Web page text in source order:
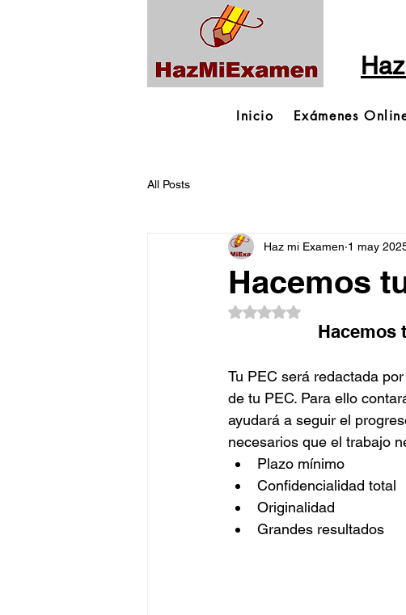
Inicio Exámenes
All Posts
Hacemos
Haz mi Examen 1 may
Obtuvo NaN de 5 estrellas.
Hacemos
Tu PEC será redactada
de tu PEC. Para ello
ayudará a seguir el
necesarios que el trabajo
Plazo mínimo
Confidencialidad total
Originalidad
Grandes resultados